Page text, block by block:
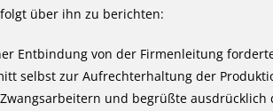
über ihn zu berichten:
Entbindung von der Firmenleitung
selbst zur Aufrechterhaltung der
und begrüßte ausdrücklich